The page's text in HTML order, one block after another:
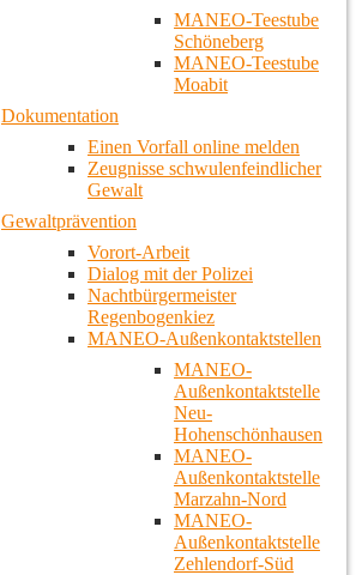
MANEO-Teestube
Schöneberg
MANEO-Teestube
Moabit
Dokumentation
Einen Vorfall online melden
Zeugnisse schwulenfeindlicher
Gewalt
Gewaltprävention
Vorort-Arbeit
Dialog mit der Polizei
Nachtbürgermeister
Regenbogenkiez
MANEO-Außenkontaktstellen
MANEO-
Außenkontaktstelle
Neu-
Hohenschönhausen
MANEO-
Außenkontaktstelle
Marzahn-Nord
MANEO-
Außenkontaktstelle
Zehlendorf-Süd